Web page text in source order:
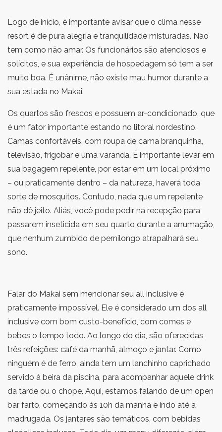
Logo de início, é importante avisar que o clima nesse
resort é de pura alegria e tranquilidade misturadas. Não
tem como não amar. Os funcionários são atenciosos e
solícitos, e sua experiência de hospedagem só tem a ser
muito boa. É unânime, não existe mau humor durante a
sua estada no Makai.
Os quartos são frescos e possuem ar-condicionado, que
é um fator importante estando no litoral nordestino.
Camas confortáveis, com roupa de cama branquinha,
televisão, frigobar e uma varanda. É importante levar em
sua bagagem repelente, por estar em um local próximo
– ou praticamente dentro – da natureza, haverá toda
sorte de mosquitos. Contudo, nada que um repelente
não dê jeito. Aliás, você pode pedir na recepção para
passarem inseticida em seu quarto durante a arrumação,
que nenhum zumbido de pernilongo atrapalhará seu
sono.
Falar do Makai sem mencionar seu all inclusive é
praticamente impossível. Ele é considerado um dos all
inclusive com bom custo-benefício, com comes e
bebes o tempo todo. Ao longo do dia, são oferecidas
três refeições: café da manhã, almoço e jantar. Como
ninguém é de ferro, ainda tem um lanchinho caprichado
servido à beira da piscina, para acompanhar aquele drink
da tarde ou o chope. Aqui, estamos falando de um open
bar farto, começando às 10h da manhã e indo até a
madrugada. Os jantares são temáticos, com bebidas